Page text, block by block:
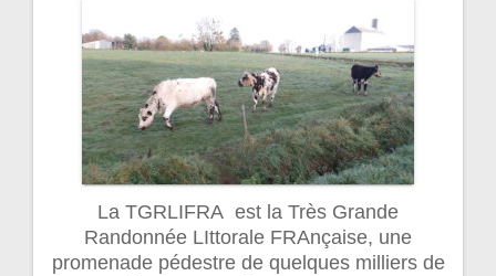
La TGRLIFRA est la Très Grande
Randonnée LIttorale FRAnçaise, une
promenade pédestre de quelques milliers de